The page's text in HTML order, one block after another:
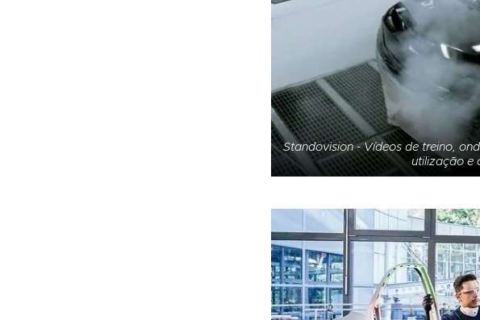
Standovision - Vídeos de treino,
utilização e